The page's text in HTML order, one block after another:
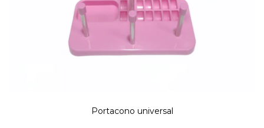
Portacono universal